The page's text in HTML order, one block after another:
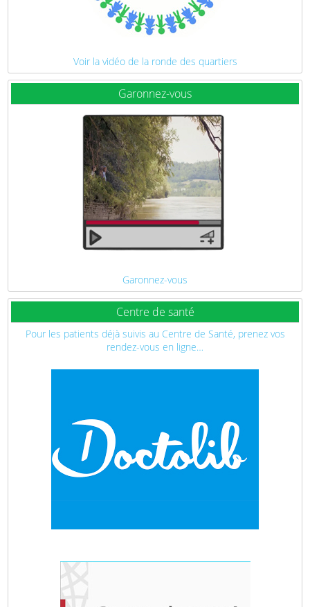
Voir la vidéo de la ronde des quartiers
Garonnez-vous
Garonnez-vous
Centre de santé
Pour les patients déjà suivis au Centre de Santé, prenez vos
rendez-vous en ligne…